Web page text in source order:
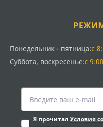
Понедельник - пятница:с
Суббота, воскресенье:с
Я прочитал Условия